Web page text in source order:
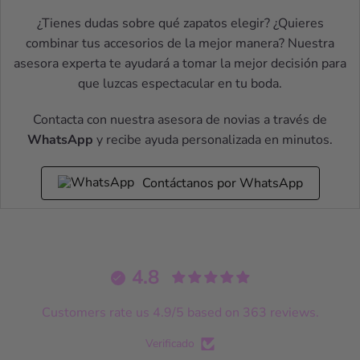
¿Tienes dudas sobre qué zapatos elegir? ¿Quieres
combinar tus accesorios de la mejor manera? Nuestra
asesora experta te ayudará a tomar la mejor decisión para
que luzcas espectacular en tu boda.
Contacta con nuestra asesora de novias a través de
WhatsApp y recibe ayuda personalizada en minutos.
Contáctanos por WhatsApp
4.8
Customers rate us 4.9/5 based on 363 reviews.
Verificado